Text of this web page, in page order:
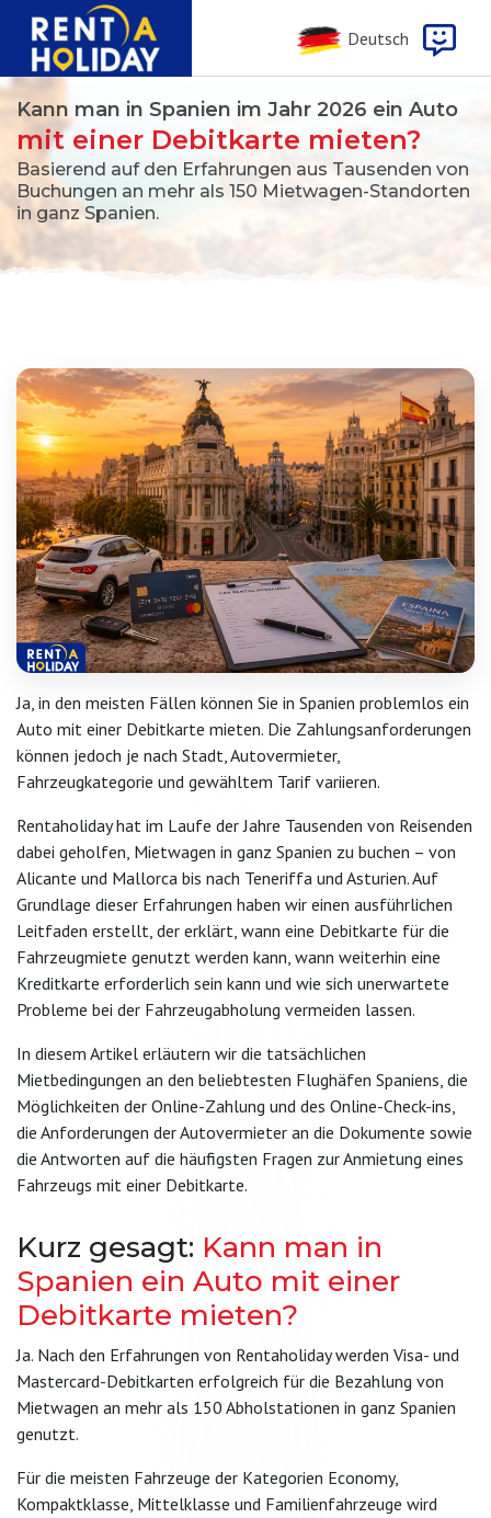
Deutsch
Kann man in Spanien im Jahr 2026 ein Auto
mit einer Debitkarte mieten?
Basierend auf den Erfahrungen aus Tausenden von
Buchungen an mehr als 150 Mietwagen-Standorten
in ganz Spanien.
Ja, in den meisten Fällen können Sie in Spanien problemlos ein
Auto mit einer Debitkarte mieten. Die Zahlungsanforderungen
können jedoch je nach Stadt, Autovermieter,
Fahrzeugkategorie und gewähltem Tarif variieren.
Rentaholiday hat im Laufe der Jahre Tausenden von Reisenden
dabei geholfen, Mietwagen in ganz Spanien zu buchen – von
Alicante und Mallorca bis nach Teneriffa und Asturien. Auf
Grundlage dieser Erfahrungen haben wir einen ausführlichen
Leitfaden erstellt, der erklärt, wann eine Debitkarte für die
Fahrzeugmiete genutzt werden kann, wann weiterhin eine
Kreditkarte erforderlich sein kann und wie sich unerwartete
Probleme bei der Fahrzeugabholung vermeiden lassen.
In diesem Artikel erläutern wir die tatsächlichen
Mietbedingungen an den beliebtesten Flughäfen Spaniens, die
Möglichkeiten der Online-Zahlung und des Online-Check-ins,
die Anforderungen der Autovermieter an die Dokumente sowie
die Antworten auf die häufigsten Fragen zur Anmietung eines
Fahrzeugs mit einer Debitkarte.
Kurz gesagt: Kann man in
Spanien ein Auto mit einer
Debitkarte mieten?
Ja. Nach den Erfahrungen von Rentaholiday werden Visa- und
Mastercard-Debitkarten erfolgreich für die Bezahlung von
Mietwagen an mehr als 150 Abholstationen in ganz Spanien
genutzt.
Für die meisten Fahrzeuge der Kategorien Economy,
Kompaktklasse, Mittelklasse und Familienfahrzeuge wird